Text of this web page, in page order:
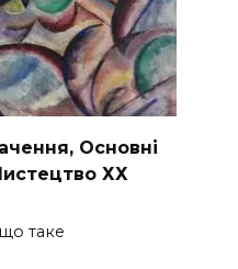
Основні
ХХ
таке